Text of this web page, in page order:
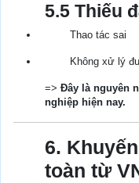
5.5 Thiếu
Thao tác sai
Không xử lý
=> Đây là nguyên
nghiệp hiện nay.
6.
toàn từ